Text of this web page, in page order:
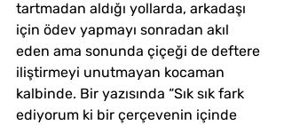
tartmadan aldığı yollarda, arkadaşı
için ödev yapmayı sonradan akıl
eden ama sonunda çiçeği de deftere
iliştirmeyi unutmayan kocaman
kalbinde. Bir yazısında “Sık sık fark
ediyorum ki bir çerçevenin içinde